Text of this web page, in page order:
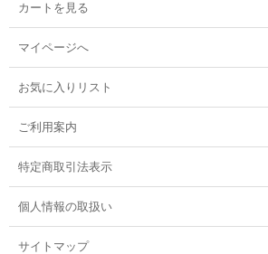
カートを見る
マイページへ
お気に入りリスト
ご利用案内
特定商取引法表示
個人情報の取扱い
サイトマップ